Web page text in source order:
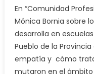
En “Comunidad
Mónica Bornia sobre
desarrolla en
Pueblo de la
empatía y cómo
mutaron en el